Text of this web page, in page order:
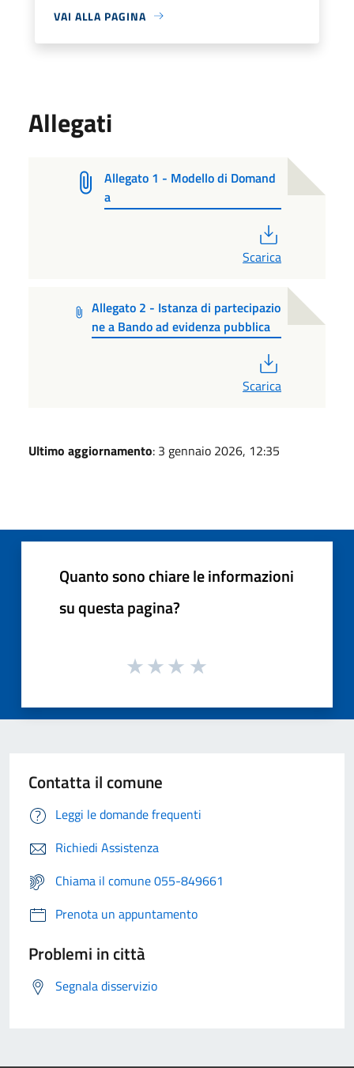
VAI ALLA PAGINA
Allegati
Allegato 1 - Modello di Domand
a
Scarica
Allegato 2 - Istanza di partecipazio
ne a Bando ad evidenza pubblica
Scarica
Ultimo aggiornamento: 3 gennaio 2026, 12:35
Quanto sono chiare le informazioni
su questa pagina?
Contatta il comune
Leggi le domande frequenti
Richiedi Assistenza
Chiama il comune 055-849661
Prenota un appuntamento
Problemi in città
Segnala disservizio